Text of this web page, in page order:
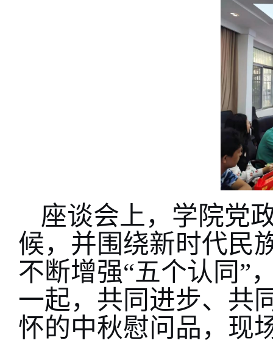
座谈会上，学院党
候，并围绕新时代民
不断增强“五个认同”
一起，共同进步、共
怀的中秋慰问品，现